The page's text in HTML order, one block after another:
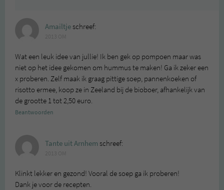
Amailtjeschreef:
Wat een leuk idee van jullie! Ik ben gek op pompoen maar was
niet op het idee gekomen om hummus te maken! Ga ik zeker een
x proberen. Zelf maak ik graag pittige soep, pannenkoeken of
risotto ermee, koop ze in Zeeland bij de bioboer, afhankelijk van
de grootte 1 tot 2,50 euro.
Beantwoorden
Tante uit Arnhem schreef:
Klinkt lekker en gezond! Vooral de soep ga ik proberen!
Dank je voor de recepten.